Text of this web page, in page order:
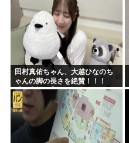
田村真佑ちゃん、大越ひなのち
ゃんの脚の長さを絶賛！！！
【乃木坂46】